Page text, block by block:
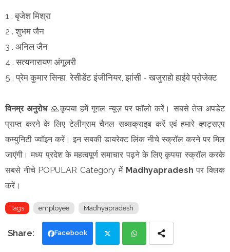
1 . बृजेश मिश्रा
2 . शुभम जैन
3 . अनिल जैन
4 . सत्यनारायण अंगूलरी
5 . प्रेम कुमार सिन्हा, रेसीडेंट इंजीनियर, झांसी - खजुराहो हाईवे प्रोजेक्ट
विनम्र अनुरोध 🙏कृपया हमें गूगल न्यूज़ पर फॉलो करें। सबसे तेज अपडेट
प्राप्त करने के लिए टेलीग्राम चैनल सब्सक्राइब करें एवं हमारे व्हाट्सएप
कम्युनिटी ज्वॉइन करें। इन सबकी डायरेक्ट लिंक नीचे स्क्रॉल करने पर मिल
जाएंगी। मध्य प्रदेश के महत्वपूर्ण समाचार पढ़ने के लिए कृपया स्क्रॉल करके
सबसे नीचे POPULAR Category में Madhyapradeshपर क्लिक
करें।
Tags employee Madhyapradesh
Facebook